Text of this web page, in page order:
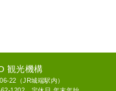
観光機構
22（JR城端駅内）